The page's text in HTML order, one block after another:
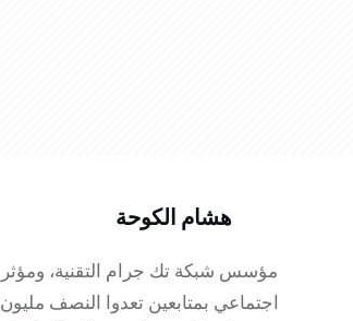
هشام الكوحة
مؤسس شبكة تك جرام التقنية، ومؤثر
اجتماعي بمتابعين تعدوا النصف مليون